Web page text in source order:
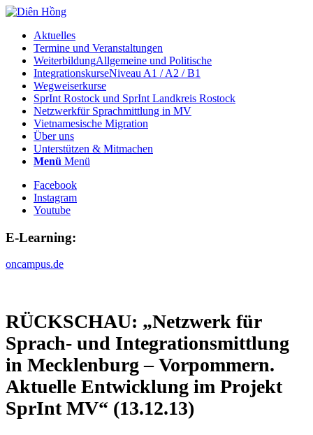
Aktuelles
Termine und Veranstaltungen
WeiterbildungAllgemeine und Politische
IntegrationskurseNiveau A1 / A2 / B1
Wegweiserkurse
SprInt Rostock und SprInt Landkreis Rostock
Netzwerkfür Sprachmittlung in MV
Vietnamesische Migration
Über uns
Unterstützen & Mitmachen
Menü Menü
Facebook
Instagram
Youtube
E-Learning:
oncampus.de
RÜCKSCHAU: „Netzwerk für
Sprach- und Integrationsmittlung
in Mecklenburg – Vorpommern.
Aktuelle Entwicklung im Projekt
SprInt MV“ (13.12.13)